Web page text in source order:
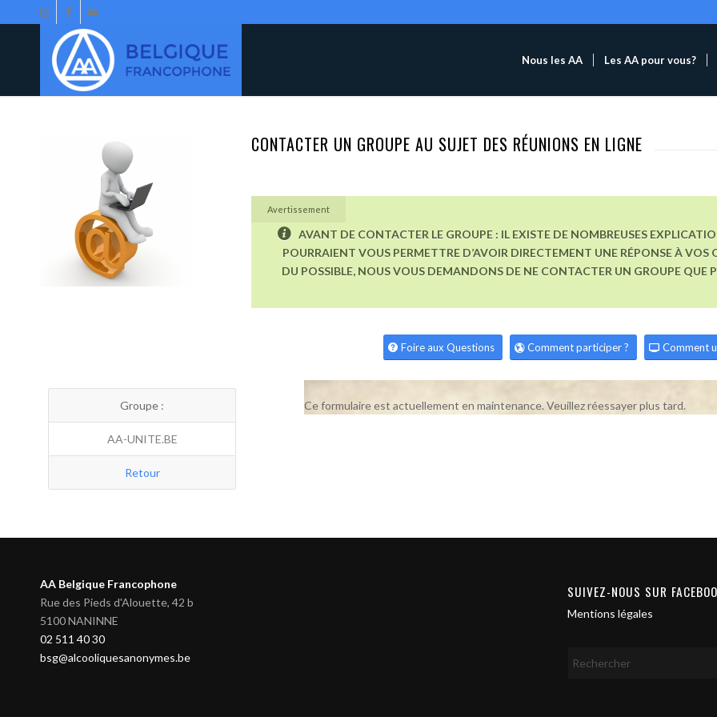
Nous les AA Les AA pour vous?
CONTACTER UN GROUPE AU SUJET DES RÉUNIONS EN LIGNE
Avertissement
AVANT DE CONTACTER LE GROUPE : IL EXISTE DE NOMBREUSES
POURRAIENT VOUS PERMETTRE D’AVOIR DIRECTEMENT UNE RÉPONSE À VOS
DU POSSIBLE, NOUS VOUS DEMANDONS DE NE CONTACTER UN GROUPE QUE
Foire aux Questions Comment participer ? Comment
Groupe :
AA-UNITE.BE
Retour
Ce formulaire est actuellement en maintenance. Veuillez réessayer plus tard.
AA Belgique Francophone
Rue des Pieds d'Alouette, 42 b
5100 NANINNE
02 511 40 30
bsg@alcooliquesanonymes.be
SUIVEZ-NOUS SUR
Mentions légales